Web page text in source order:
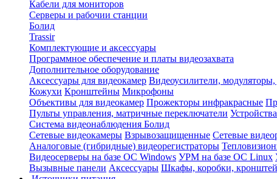
Кабели для мониторов
Серверы и рабочии станции
Болид
Trassir
Комплектующие и аксессуары
Программное обеспечение и платы видеозахвата
Дополнительное оборудование
Аксессуары для видеокамер Видеоусилители,
Кожухи Кронштейны Микрофоны
Объективы для видеокамер Прожекторы инфракрасные
Пульты управления, матричные переключатели
Система видеонаблюдения Болид
Сетевые видеокамеры Взрывозащищенные Сетевые
Аналоговые (гибридные) видеорегистраторы
Видеосерверы на базе ОС Windows УРМ на базе ОС Linux
Вызывные панели Аксессуары Шкафы, коробки,